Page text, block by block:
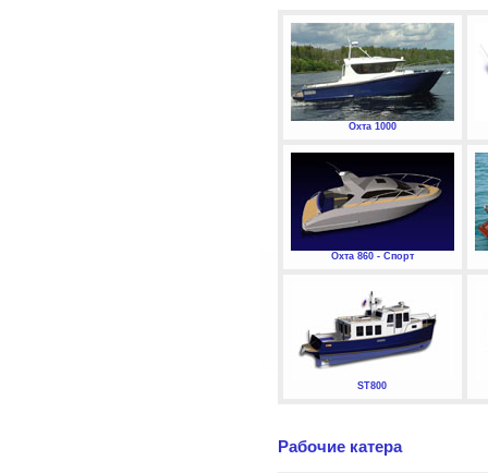
Охта 1000
Охта 860 - Спорт
ST800
Рабочие катера